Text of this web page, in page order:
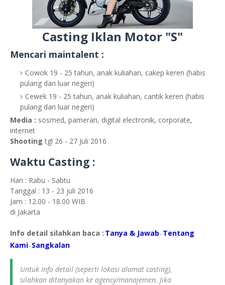
Casting Iklan Motor "S"
Mencari maintalent :
Cowok 19 - 25 tahun, anak kuliahan, cakep keren (habis
pulang dari luar negeri)
Cewek 19 - 25 tahun, anak kuliahan, cantik keren (habis
pulang dari luar negeri)
Media : sosmed, pameran, digital electronik, corporate,
internet
Shooting tgl 26 - 27 Juli 2016
Waktu Casting :
Hari : Rabu - Sabtu
Tanggal : 13 - 23 juli 2016
Jam : 12.00 - 18.00 WIB
di Jakarta
Info detail silahkan baca : Tanya & Jawab - Tentang
Kami - Sangkalan
Untuk Info detail (seperti lokasi alamat casting),
silahkan ditanyakan ke agency/manajemen. Jika